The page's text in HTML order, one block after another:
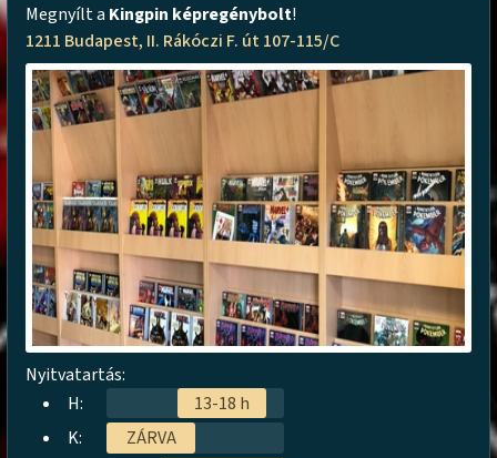
Megnyílt a Kingpin képregénybolt!
1211 Budapest, II. Rákóczi F. út 107-115/C
Nyitvatartás:
H:
13-18 h
K:
ZÁRVA